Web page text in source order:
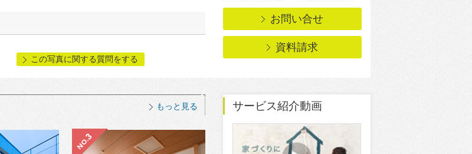
この写真に関する質問をする
お問い合せ
資料請求
もっと見る サービス紹介動画